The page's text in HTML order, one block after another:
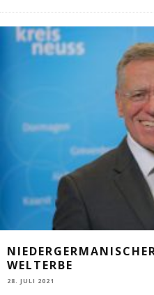
WELTERBE
28. JULI 2021